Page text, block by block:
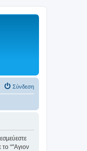
Σύνδεση
“"Αγιον